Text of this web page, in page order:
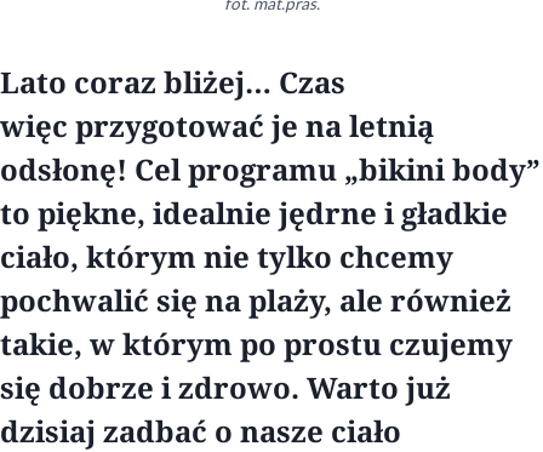
Lato coraz bliżej… Czas
więc przygotować je na letnią
odsłonę! Cel programu „bikini body”
to piękne, idealnie jędrne i gładkie
ciało, którym nie tylko chcemy
pochwalić się na plaży, ale również
takie, w którym po prostu czujemy
się dobrze i zdrowo. Warto już
dzisiaj zadbać o nasze ciało